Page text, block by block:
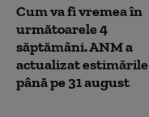
Cum va fi vremea în
următoarele 4
săptămâni. ANM a
actualizat estimările
până pe 31 august